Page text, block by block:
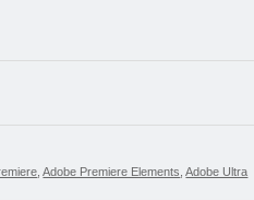
,Adobe Premiere Elements ,Adobe Ultra